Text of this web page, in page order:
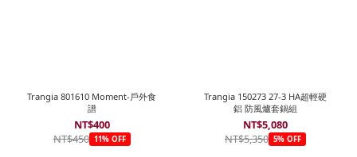
Trangia 801610 Moment-戶外食
譜
NT$400
NT$450 11% OFF
Trangia 150273 27-3 HA超輕硬
鋁 防風爐套鍋組
NT$5,080
NT$5,350 5% OFF